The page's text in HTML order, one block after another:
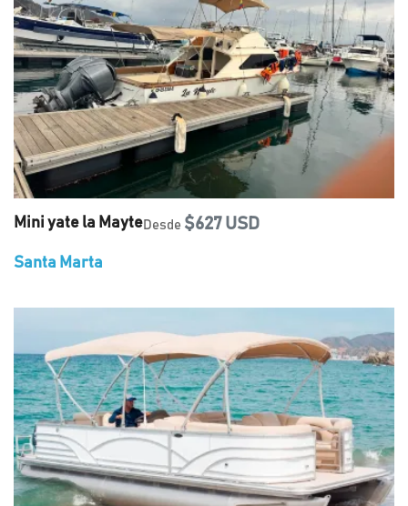
Mini yate la MayteDesde $627 USD
Santa Marta